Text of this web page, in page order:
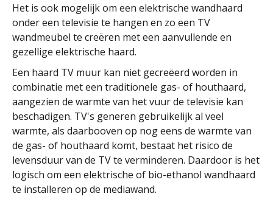
Het is ook mogelijk om een elektrische wandhaard
onder een televisie te hangen en zo een TV
wandmeubel te creëren met een aanvullende en
gezellige elektrische haard.
Een haard TV muur kan niet gecreëerd worden in
combinatie met een traditionele gas- of houthaard,
aangezien de warmte van het vuur de televisie kan
beschadigen. TV's generen gebruikelijk al veel
warmte, als daarbooven op nog eens de warmte van
de gas- of houthaard komt, bestaat het risico de
levensduur van de TV te verminderen. Daardoor is het
logisch om een elektrische of bio-ethanol wandhaard
te installeren op de mediawand.